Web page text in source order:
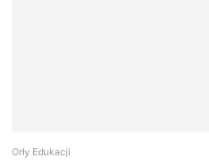
Orły Edukacji